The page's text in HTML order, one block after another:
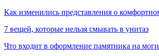
Как изменились представления о
7 вещей, которые нельзя смывать в унитаз
Что входит в оформление памятника на